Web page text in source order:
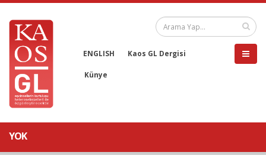
ENGLISH Kaos GL Dergisi
Künye
YOK